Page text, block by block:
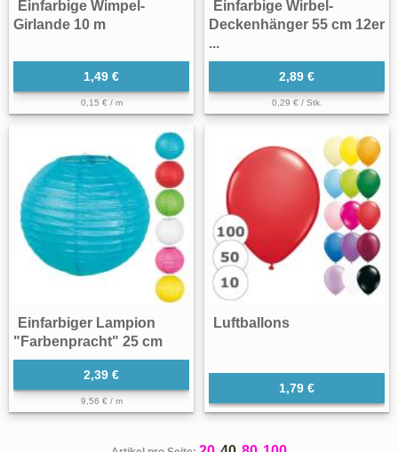
Einfarbige Wimpel-
Girlande 10 m
1,49 €
0,15 € / m
Einfarbige Wirbel-
Deckenhänger 55 cm 12er
...
2,89 €
0,29 € / Stk.
Einfarbiger Lampion
"Farbenpracht" 25 cm
2,39 €
9,56 € / m
Luftballons
1,79 €